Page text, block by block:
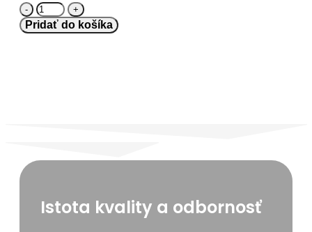
množstvo
Bridgestone
225/65
Pridať do košíka
Istota kvality a odbornosť